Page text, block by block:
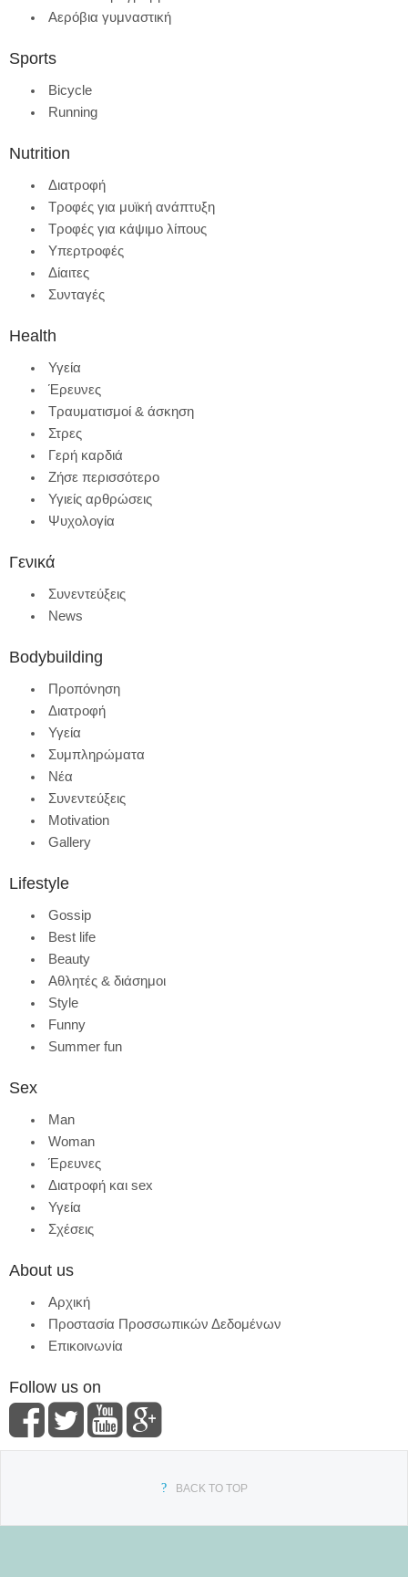
Αερόβια γυμναστική
Sports
Bicycle
Running
Nutrition
Διατροφή
Τροφές για μυϊκή ανάπτυξη
Τροφές για κάψιμο λίπους
Υπερτροφές
Δίαιτες
Συνταγές
Health
Υγεία
Έρευνες
Τραυματισμοί & άσκηση
Στρες
Γερή καρδιά
Ζήσε περισσότερο
Υγιείς αρθρώσεις
Ψυχολογία
Γενικά
Συνεντεύξεις
News
Bodybuilding
Προπόνηση
Διατροφή
Υγεία
Συμπληρώματα
Νέα
Συνεντεύξεις
Motivation
Gallery
Lifestyle
Gossip
Best life
Beauty
Αθλητές & διάσημοι
Style
Funny
Summer fun
Sex
Man
Woman
Έρευνες
Διατροφή και sex
Υγεία
Σχέσεις
About us
Αρχική
Προστασία Προσσωπικών Δεδομένων
Επικοινωνία
Follow us on
BACK TO TOP